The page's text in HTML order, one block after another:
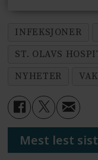
INFEKSJONER
ST. OLAVS
NYHETER
Mest lest